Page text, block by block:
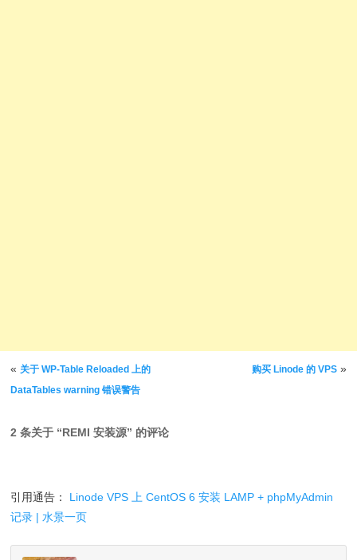
文章导航
« 关于 WP-Table Reloaded 上的
DataTables warning 错误警告
购买 Linode 的 VPS»
2 条关于 “REMI 安装源” 的评论
引用通告： Linode VPS 上 CentOS 6 安装 LAMP + phpMyAdmin
记录 | 水景一页